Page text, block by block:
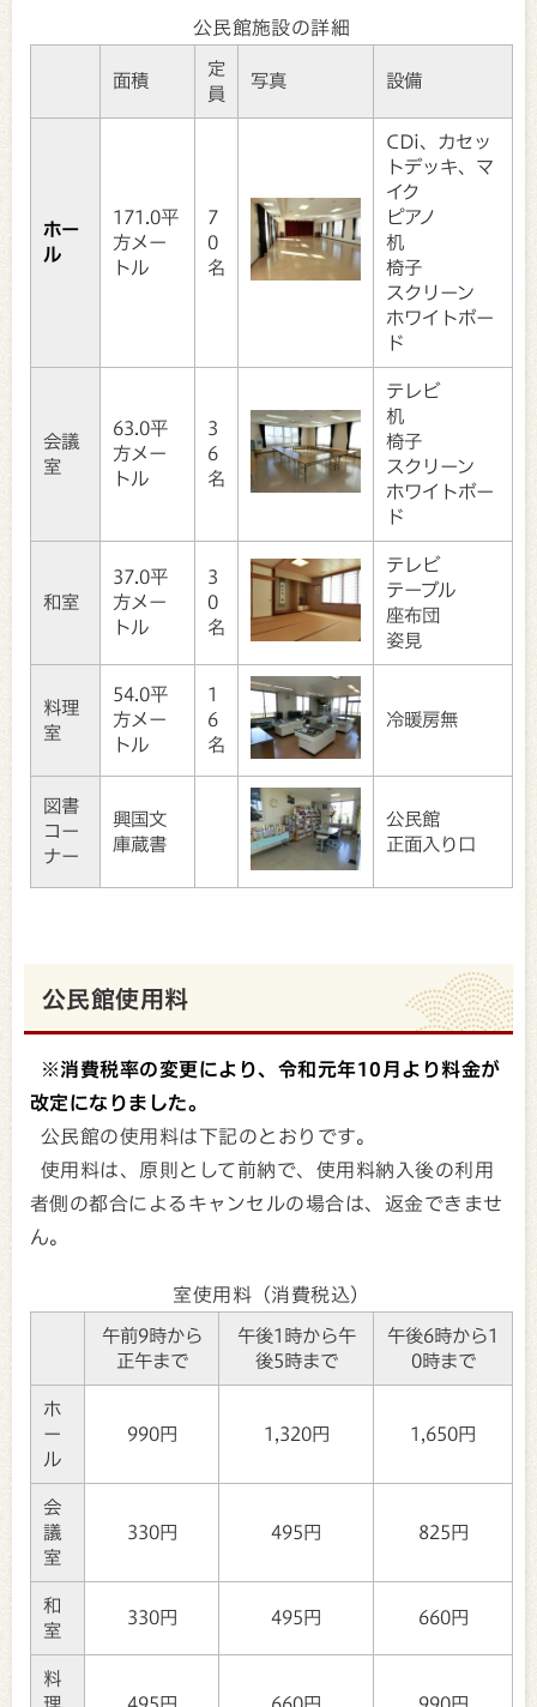
公民館施設の詳細
面積
定
員
写真 設備
ホー
ル
171.0平
方メー
トル
7
0
名
CDi、カセッ
トデッキ、マ
イク
ピアノ
机
椅子
スクリーン
ホワイトボー
ド
会議
室
63.0平
方メー
トル
3
6
名
テレビ
机
椅子
スクリーン
ホワイトボー
ド
和室
37.0平
方メー
トル
3
0
名
テレビ
テーブル
座布団
姿見
料理
室
54.0平
方メー
トル
1
6
名
冷暖房無
図書
コー
ナー
興国文
庫蔵書
公民館
正面入り口
公民館使用料
※消費税率の変更により、令和元年10月より料金が
改定になりました。
公民館の使用料は下記のとおりです。
使用料は、原則として前納で、使用料納入後の利用
者側の都合によるキャンセルの場合は、返金できませ
ん。
室使用料（消費税込）
午前9時から
正午まで
午後1時から午
後5時まで
午後6時から1
0時まで
ホ
ー
ル
990円 1,320円 1,650円
会
議
室
330円 495円 825円
和
室
330円 495円 660円
料